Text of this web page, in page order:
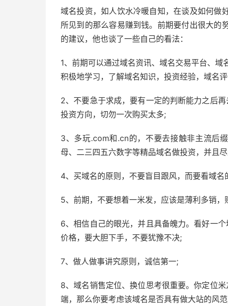
域名投资，如人饮水冷暖自知，在谈及如何做
所见到的那么容易赚到钱。前期要付出很大的
的建议，他也谈了一些自己的看法：
1、前期可以通过域名资讯、域名交易平台、
积极地学习，了解域名知识，投资经验，域名
2、不要急于求成，要有一定的判断能力之后
投资方向，切勿一次购买太多;
3、多玩.com和.cn的，不要去接触非主流后
母、二三四五六数字等精品域名做投资，并且
4、买域名的原则，不要盲目跟风，而要看域
5、前期，不要想着一米发，应该是薄利多销
6、相信自己的眼光，并且具备魄力。看好一
价格，要大胆下手，不要犹豫不决;
7、做人做事讲究原则，诚信第一;
8、域名销售定位、换位思考很重要。你定位
端，那么你要考虑该域名是否具有做大站的风